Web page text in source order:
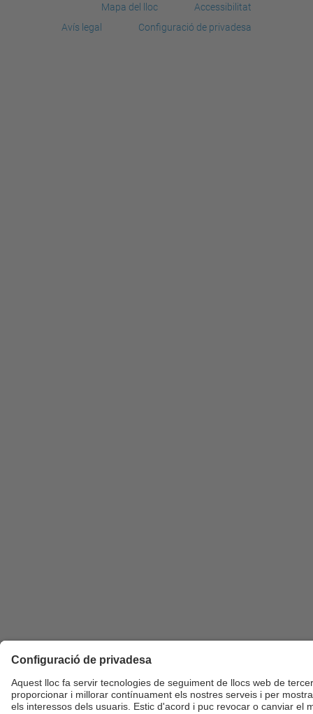
Mapa del lloc
Accessibilitat
Avís legal
Configuració de privadesa